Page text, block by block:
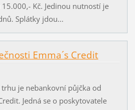
Kč. Jedinou nutností je
Splátky jdou...
Emma´s Credit
je nebankovní půjčka od
Jedná se o poskytovatele